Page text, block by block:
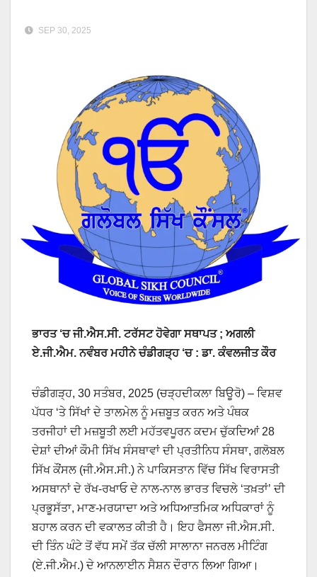
SEP 30, 2025
ਭਾਰਤ ‘ਚ ਜੀ.ਐਸ.ਸੀ. ਟਰੱਸਟ ਹੋਵੇਗਾ ਸਥਾਪਤ ; ਅਗਲੀ
ਏ.ਜੀ.ਐਮ. ਨਵੰਬਰ ਮਹੀਨੇ ਚੰਡੀਗੜ੍ਹ ‘ਚ : ਡਾ. ਕੰਵਲਜੀਤ ਕੌਰ
ਚੰਡੀਗੜ੍ਹ, 30 ਸਤੰਬਰ, 2025 (ਚੜ੍ਹਦੀਕਲਾ ਬਿਊਰੋ) – ਵਿਸ਼ਵ
ਪੱਧਰ ‘ਤੇ ਸਿੱਖਾਂ ਦੇ ਤਾਲਮੇਲ ਨੂੰ ਮਜ਼ਬੂਤ ​​ਕਰਨ ਅਤੇ ਪੰਥਕ
ਤਰਜੀਹਾਂ ਦੀ ਮਜ਼ਬੂਤੀ ਲਈ ਮਹੱਤਵਪੂਰਨ ਕਦਮ ਚੁੱਕਦਿਆਂ 28
ਦੇਸ਼ਾਂ ਦੀਆਂ ਕੌਮੀ ਸਿੱਖ ਸੰਸਥਾਵਾਂ ਦੀ ਪ੍ਰਤੀਨਿਧ ਸੰਸਥਾ, ਗਲੋਬਲ
ਸਿੱਖ ਕੌਂਸਲ (ਜੀ.ਐਸ.ਸੀ.) ਨੇ ਪਾਕਿਸਤਾਨ ਵਿੱਚ ਸਿੱਖ ਵਿਰਾਸਤੀ
ਅਸਥਾਨਾਂ ਦੇ ਰੱਖ-ਰਖਾਓ ਦੇ ਨਾਲ-ਨਾਲ ਭਾਰਤ ਵਿਚਲੇ ‘ਤਖ਼ਤਾਂ’ ਦੀ
ਪ੍ਰਭੂਸੱਤਾ, ਮਾਣ-ਮਰਯਾਦਾ ਅਤੇ ਅਧਿਆਤਮਿਕ ਅਧਿਕਾਰਾਂ ਨੂੰ
ਬਹਾਲ ਕਰਨ ਦੀ ਵਕਾਲਤ ਕੀਤੀ ਹੈ। ਇਹ ਫੈਸਲਾ ਜੀ.ਐਸ.ਸੀ.
ਦੀ ਤਿੰਨ ਘੰਟੇ ਤੋਂ ਵੱਧ ਸਮੇਂ ਤੱਕ ਚੱਲੀ ਸਾਲਾਨਾ ਜਨਰਲ ਮੀਟਿੰਗ
(ਏ.ਜੀ.ਐਮ.) ਦੇ ਆਨਲਾਈਨ ਸੈਸ਼ਨ ਦੌਰਾਨ ਲਿਆ ਗਿਆ।